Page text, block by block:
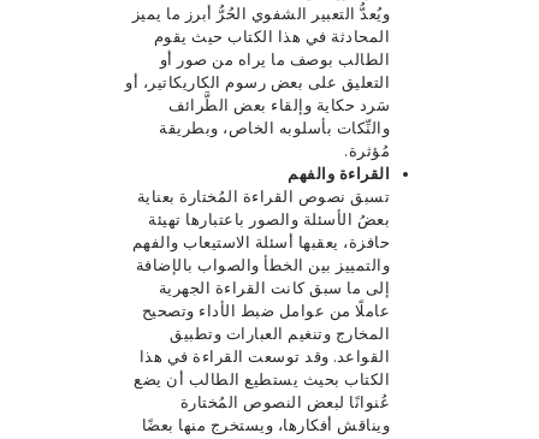
ويُعدُّ التعبير الشفوي الحُرُّ أبرز ما يميز
المحادثة في هذا الكتاب حيث يقوم
الطالب بوصف ما يراه من صور أو
التعليق على بعض رسوم الكاريكاتير، أو
سَرد حكاية وإلقاء بعض الطَّرائف
والنِّكات بأسلوبه الخاص، وبطريقة
مُؤثرة.
القراءة والفهم
تسبق نصوص القراءة المُختارة بعناية
بعضُ الأسئلة والصور باعتبارها تهيئة
حافزة، يعقبها أسئلة الاستيعاب والفهم
والتمييز بين الخطأ والصواب بالإضافة
إلى ما سبق كانت القراءة الجهرية
عاملًا من عوامل ضبط الأداء وتصحيح
المخارج وتنغيم العبارات وتطبيق
القواعد. وقد توسعت القراءة في هذا
الكتاب بحيث يستطيع الطالب أن يضع
عُنوانًا لبعض النصوص المُختارة
ويناقش أفكارها، ويستخرج منها بعضًا